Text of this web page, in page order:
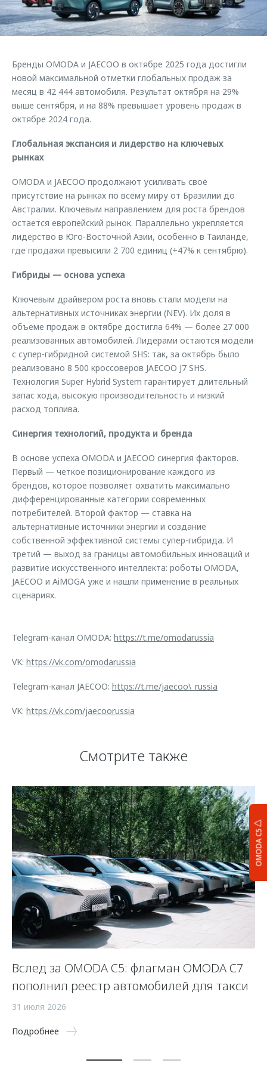
Страхование
Кредитный калькулятор
Одежда и сувениры
Оригинальные аксессуары
Запчасти
Калькулятор трейд-ин
Руководства по эксплуатации
Клиентская поддержка
Клуб владельцев OMODA
Приложение O&J
Аксессуары
Одежда и сувениры
Оригинальные аксессуары
Обратная связь
OMODA C5
Бренды OMODA и JAECOO в октябре 2025 года достигли
новой максимальной отметки глобальных продаж за
месяц в 42 444 автомобиля. Результат октября на 29%
выше сентября, и на 88% превышает уровень продаж в
октябре 2024 года.
Глобальная экспансия и лидерство на ключевых
рынках
OMODA и JAECOO продолжают усиливать своё
присутствие на рынках по всему миру от Бразилии до
Австралии. Ключевым направлением для роста брендов
остается европейский рынок. Параллельно укрепляется
лидерство в Юго-Восточной Азии, особенно в Таиланде,
где продажи превысили 2 700 единиц (+47% к сентябрю).
Гибриды — основа успеха
Ключевым драйвером роста вновь стали модели на
альтернативных источниках энергии (NEV). Их доля в
объеме продаж в октябре достигла 64% — более 27 000
реализованных автомобилей. Лидерами остаются модели
с супер-гибридной системой SHS: так, за октябрь было
реализовано 8 500 кроссоверов JAECOO J7 SHS.
Технология Super Hybrid System гарантирует длительный
запас хода, высокую производительность и низкий
расход топлива.
Синергия технологий, продукта и бренда
В основе успеха OMODA и JAECOO синергия факторов.
Первый — четкое позиционирование каждого из
брендов, которое позволяет охватить максимально
дифференцированные категории современных
потребителей. Второй фактор — ставка на
альтернативные источники энергии и создание
собственной эффективной системы супер-гибрида. И
третий — выход за границы автомобильных инноваций и
развитие искусственного интеллекта: роботы OMODA,
JAECOO и AiMOGA уже и нашли применение в реальных
сценариях.
Telegram-канал OMODA: https://t.me/omodarussia
VK: https://vk.com/omodarussia
Telegram-канал JAECOO: https://t.me/jaecoo\_russia
VK: https://vk.com/jaecoorussia
Смотрите также
Вслед за OMODA C5: флагман OMODA C7
пополнил реестр автомобилей для такси
31 июля 2026
Подробнее